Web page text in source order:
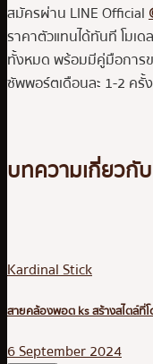
สมัครผ่าน LINE Official
ราคาตัวแทนได้ทันที โมเ
ทั้งหมด พร้อมมีคู่มือการ
ซัพพอร์ตเดือนละ 1-2 ครั้
บทความเกี่ยวกั
Kardinal Stick
สายคล้องพอต ks สร้างสไตล์ที่
6 September 2024